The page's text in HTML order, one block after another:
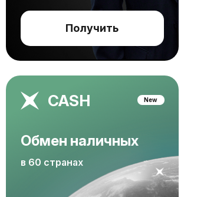
Получить
CASH
Обмен наличных
в 60 странах
New